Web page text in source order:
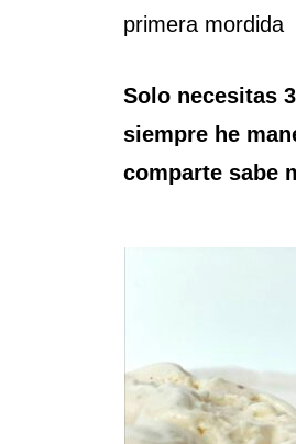
primera mordida
Solo necesitas
siempre he
comparte sabe